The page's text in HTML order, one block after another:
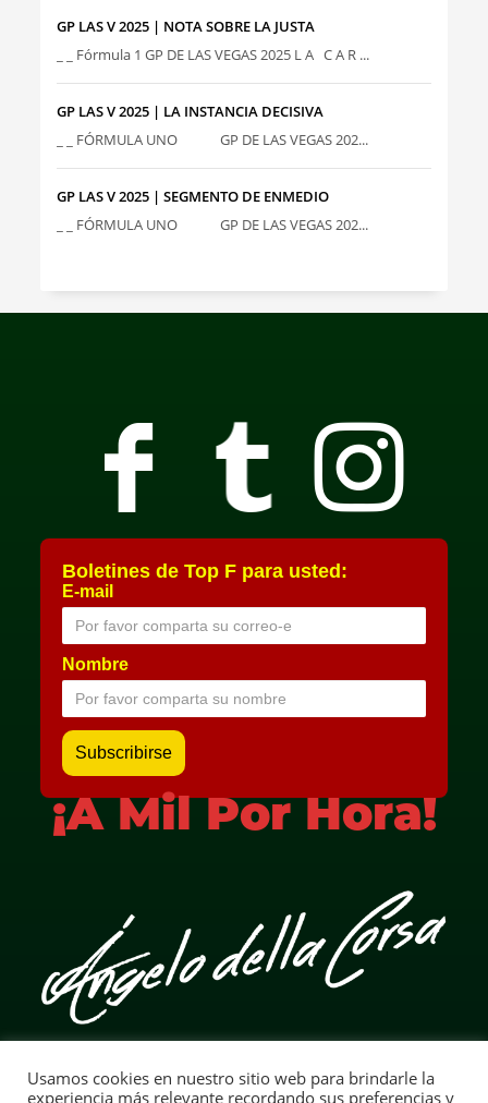
GP LAS V 2025 | NOTA SOBRE LA JUSTA
_ _ Fórmula 1 GP DE LAS VEGAS 2025 L A C A R ...
GP LAS V 2025 | LA INSTANCIA DECISIVA
_ _ FÓRMULA UNO GP DE LAS VEGAS 202...
GP LAS V 2025 | SEGMENTO DE ENMEDIO
_ _ FÓRMULA UNO GP DE LAS VEGAS 202...
Boletines de Top F para usted:
E-mail
Nombre
¡A Mil Por Hora!
Aviso Legal
Usamos cookies en nuestro sitio web para brindarle la
experiencia más relevante recordando sus preferencias y